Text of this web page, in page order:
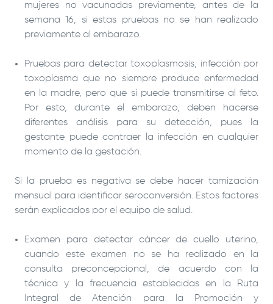
mujeres no vacunadas previamente, antes de la
semana 16, si estas pruebas no se han realizado
previamente al embarazo.
Pruebas para detectar toxoplasmosis, infección por
toxoplasma que no siempre produce enfermedad
en la madre, pero que sí puede transmitirse al feto.
Por esto, durante el embarazo, deben hacerse
diferentes análisis para su detección, pues la
gestante puede contraer la infección en cualquier
momento de la gestación.
Si la prueba es negativa se debe hacer tamización
mensual para identificar seroconversión. Estos factores
serán explicados por el equipo de salud.
Examen para detectar cáncer de cuello uterino,
cuando este examen no se ha realizado en la
consulta preconcepcional, de acuerdo con la
técnica y la frecuencia establecidas en la Ruta
Integral de Atención para la Promoción y